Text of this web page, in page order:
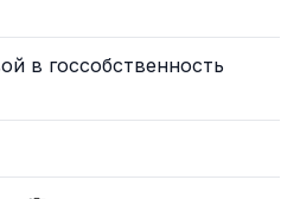
в госсобственность